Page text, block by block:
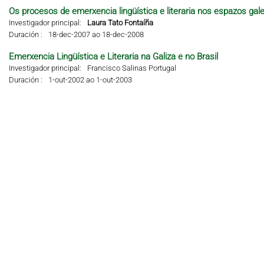
Os procesos de emerxencia lingüística e literaria nos espazos
Investigador principal:
Laura Tato Fontaíña
Duración :
18-dec-2007 ao 18-dec-2008
Emerxencia Lingüística e Literaria na Galiza e no Brasil
Investigador principal:
Francisco Salinas Portugal
Duración :
1-out-2002 ao 1-out-2003